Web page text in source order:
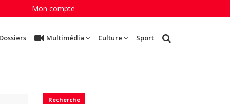
Mon compte
Multimédia Culture Sport
Recherche